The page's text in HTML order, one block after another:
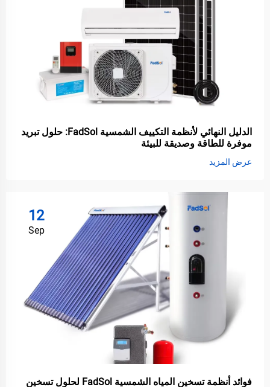
الدليل النهائي لأنظمة التكييف الشمسية FadSol: حلول تبريد
موفرة للطاقة وصديقة للبيئة
عرض المزيد
12
Sep
فوائد أنظمة تسخين المياه الشمسية FadSol لحلول تسخين